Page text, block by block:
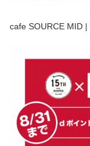
cafe SOURCE MID |